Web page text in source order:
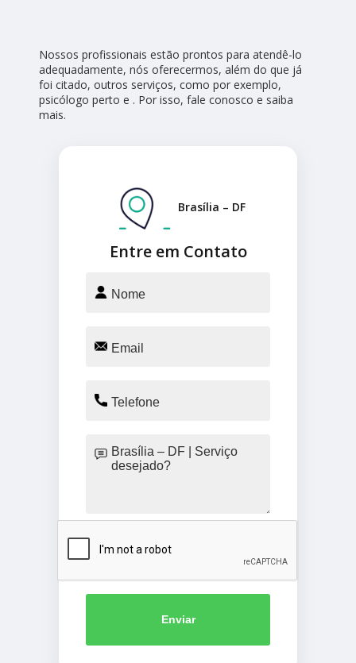
Nossos profissionais estão prontos para atendê-lo
adequadamente, nós oferecermos, além do que já
foi citado, outros serviços, como por exemplo,
psicólogo perto e . Por isso, fale conosco e saiba
mais.
Entre em Contato
Brasília – DF
Enviar